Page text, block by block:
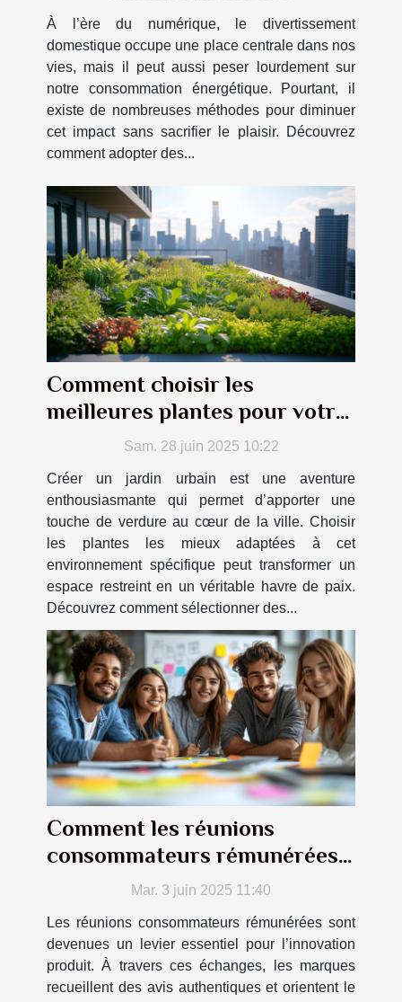
À l’ère du numérique, le divertissement
domestique occupe une place centrale dans nos
vies, mais il peut aussi peser lourdement sur
notre consommation énergétique. Pourtant, il
existe de nombreuses méthodes pour diminuer
cet impact sans sacrifier le plaisir. Découvrez
comment adopter des...
Comment choisir les
meilleures plantes pour votre
jardin urbain ?Sam. 28 juin 2025 10:22
Créer un jardin urbain est une aventure
enthousiasmante qui permet d’apporter une
touche de verdure au cœur de la ville. Choisir
les plantes les mieux adaptées à cet
environnement spécifique peut transformer un
espace restreint en un véritable havre de paix.
Découvrez comment sélectionner des...
Comment les réunions
consommateurs rémunérées
façonnent les produits de
Mar. 3 juin 2025 11:40
Les réunions consommateurs rémunérées sont
devenues un levier essentiel pour l’innovation
produit. À travers ces échanges, les marques
recueillent des avis authentiques et orientent le